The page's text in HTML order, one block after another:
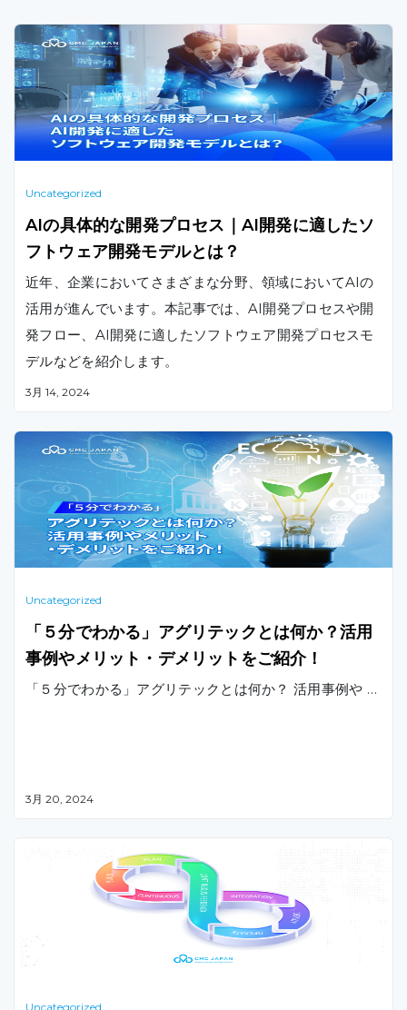
Uncategorized
AIの具体的な開発プロセス｜AI開発に適したソ
フトウェア開発モデルとは？
近年、企業においてさまざまな分野、領域においてAIの
活用が進んでいます。本記事では、AI開発プロセスや開
発フロー、AI開発に適したソフトウェア開発プロセスモ
デルなどを紹介します。
3月 14, 2024
Uncategorized
「５分でわかる」アグリテックとは何か？活用
事例やメリット・デメリットをご紹介！
「５分でわかる」アグリテックとは何か？ 活用事例や …
3月 20, 2024
Uncategorized